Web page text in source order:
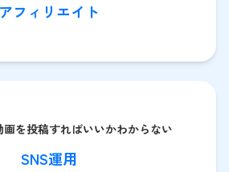
アフィリエイト
画を投稿すればいいかわからない
SNS運用